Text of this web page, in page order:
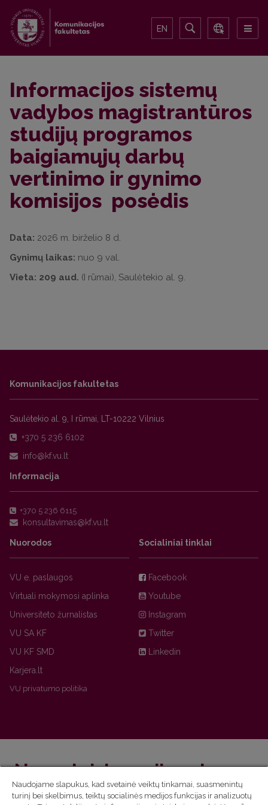
EN
Informacijos sistemų
vadybos magistrantūros
studijų programos
baigiamųjų darbų
vertinimo ir gynimo
komisijos posėdis
Data: 2026 m. birželio 8 d.
Gynimų laikas: nuo 9 val.
Vieta: 209 aud. (I rūmai), Saulėtekio al. 9.
Komunikacijos fakultetas
Saulėtekio al. 9, I rūmai, LT-10222 Vilnius
+370 5 236 6102
Informacija
+370 5 236 6115
Nuorodos
VU e. paslaugos
Virtuali mokymosi aplinka
Universiteto žurnalistas
VU SA KF
VU KF SMD
Karjera.lt
VU privatumo politika
Socialiniai tinklai
Facebook
Youtube
Instagram
Twitter
Linkedin
Nepraleisk naujienų!
Užsiprenumeruok Komunikacijos fakulteto naujienlaiškį
Naudojame slapukus, kad svetainė veiktų tinkamai, suasmenintų
turinį bei skelbimus, teiktų socialinės medijos funkcijas ir analizuotų